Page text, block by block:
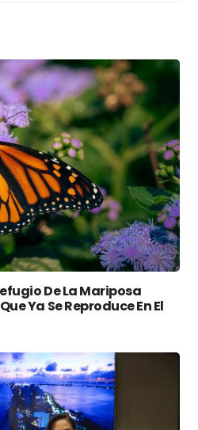
De La Mariposa
Ya Se Reproduce En El